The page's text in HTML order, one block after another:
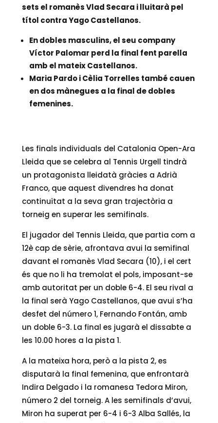
sets el romanès Vlad Secara i lluitarà pel
títol contra Yago Castellanos.
En dobles masculins, el seu company
Víctor Palomar perd la final fent parella
amb el mateix Castellanos.
Maria Pardo i Cèlia Torrelles també cauen
en dos mànegues a la final de dobles
femenines.
Les finals individuals del Catalonia Open-Ara
Lleida que se celebra al Tennis Urgell tindrà
un protagonista lleidatà gràcies a Adrià
Franco, que aquest divendres ha donat
continuïtat a la seva gran trajectòria a
torneig en superar les semifinals.
El jugador del Tennis Lleida, que partia com a
12è cap de sèrie, afrontava avui la semifinal
davant el romanès Vlad Secara (10), i el cert
és que no li ha tremolat el pols, imposant-se
amb autoritat per un doble 6-4. El seu rival a
la final serà Yago Castellanos, que avui s’ha
desfet del número 1, Fernando Fontán, amb
un doble 6-3. La final es jugarà el dissabte a
les 10.00 hores a la pista 1.
A la mateixa hora, però a la pista 2, es
disputarà la final femenina, que enfrontarà
Indira Delgado i la romanesa Tedora Miron,
número 2 del torneig. A les semifinals d’avui,
Miron ha superat per 6-4 i 6-3 Alba Sallés, la